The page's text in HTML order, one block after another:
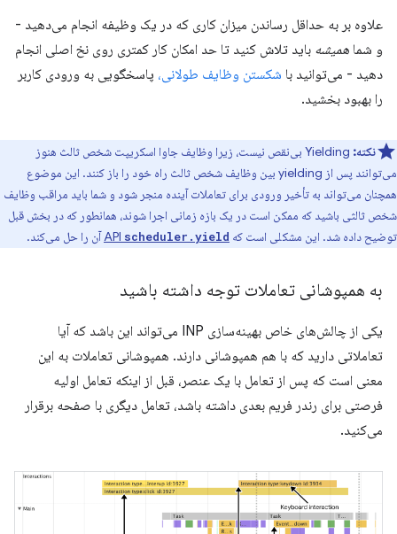
علاوه بر به حداقل رساندن میزان کاری که در یک وظیفه انجام می‌دهید -
و شما همیشه باید تلاش کنید تا حد امکان کار کمتری روی نخ اصلی انجام
دهید - می‌توانید با شکستن وظایف طولانی، پاسخگویی به ورودی کاربر
را بهبود بخشید.
نکته:
Yielding بی‌نقص نیست، زیرا وظایف جاوا اسکریپت شخص ثالث هنوز
می‌توانند پس از yielding بین وظایف شخص ثالث راه خود را باز کنند. این موضوع
همچنان می‌تواند به تأخیر ورودی برای تعاملات آینده منجر شود و شما باید مراقب وظایف
شخص ثالثی باشید که ممکن است در یک بازه زمانی اجرا شوند، همانطور که در بخش قبل
توضیح داده شد. این مشکلی است که
API scheduler.yield آن را حل می‌کند.
به همپوشانی تعاملات توجه داشته باشید
یکی از چالش‌های خاص بهینه‌سازی INP می‌تواند این باشد که آیا
تعاملاتی دارید که با هم همپوشانی دارند. همپوشانی تعاملات به این
معنی است که پس از تعامل با یک عنصر، قبل از اینکه تعامل اولیه
فرصتی برای رندر فریم بعدی داشته باشد، تعامل دیگری با صفحه برقرار
می‌کنید.